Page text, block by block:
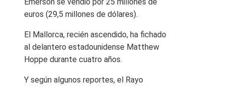
Emerson se vendió por 25 millones de
euros (29,5 millones de dólares).
El Mallorca, recién ascendido, ha fichado
al delantero estadounidense Matthew
Hoppe durante cuatro años.
Y según algunos reportes, el Rayo